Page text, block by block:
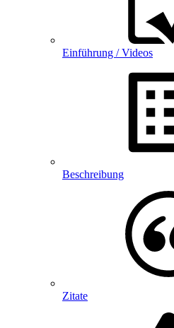
Einführung / Videos
Beschreibung
Zitate